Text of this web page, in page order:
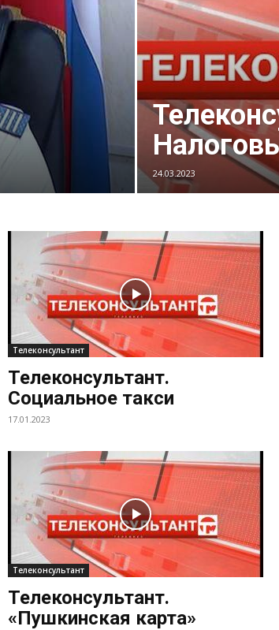
24.03.2023
Телеконсультант
Телеконсультант.
Социальное такси
17.01.2023
Телеконсультант
Телеконсультант.
«Пушкинская карта»